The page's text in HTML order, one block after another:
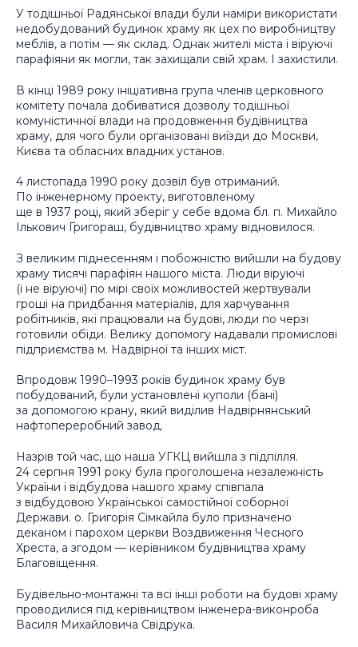
У тодішньої Радянської влади були наміри використати
недобудований будинок храму як цех по виробництву
меблів, а потім — як склад. Однак жителі міста і віруючі
парафіяни як могли, так захищали свій храм. І захистили.
В кінці 1989 року ініціативна група членів церковного
комітету почала добиватися дозволу тодішньої
комуністичної влади на продовження будівництва
храму, для чого були організовані виїзди до Москви,
Києва та обласних владних установ.
4 листопада 1990 року дозвіл був отриманий.
По інженерному проекту, виготовленому
ще в 1937 році, який зберіг у себе вдома бл. п. Михайло
Ількович Григораш, будівництво храму відновилося.
З великим піднесенням і побожністю вийшли на будову
храму тисячі парафіян нашого міста. Люди віруючі
(і не віруючі) по мірі своїх можливостей жертвували
гроші на придбання матеріалів, для харчування
робітників, які працювали на будові, люди по черзі
готовили обіди. Велику допомогу надавали промислові
підприємства м. Надвірної та інших міст.
Впродовж 1990–1993 років будинок храму був
побудований, були установлені куполи (бані)
за допомогою крану, який виділив Надвірнянський
нафтопереробний завод.
Назрів той час, що наша УГКЦ вийшла з підпілля.
24 серпня 1991 року була проголошена незалежність
України і відбудова нашого храму співпала
з відбудовою Української самостійної соборної
Держави. о. Григорія Сімкайла було призначено
деканом і парохом церкви Воздвиження Чесного
Хреста, а згодом — керівником будівництва храму
Благовіщення.
Будівельно-монтажні та всі інші роботи на будові храму
проводилися під керівництвом інженера-виконроба
Василя Михайловича Свідрука.